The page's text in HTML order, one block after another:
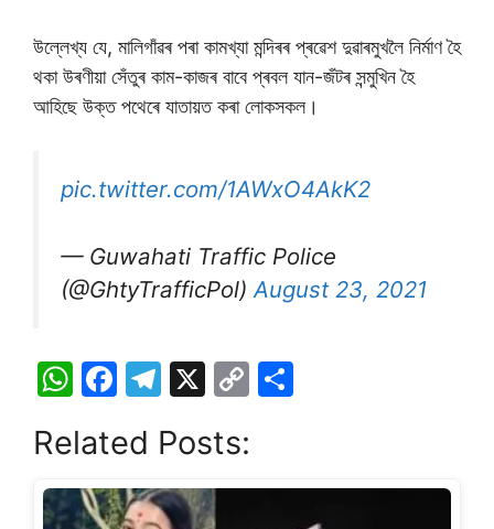
উল্লেখ্য যে, মালিগাঁৱৰ পৰা কামখ্যা মন্দিৰৰ প্ৰৱেশ দুৱাৰমুখলৈ নিৰ্মাণ হৈ
থকা উৰণীয়া সেঁতুৰ কাম-কাজৰ বাবে প্ৰবল যান-জঁটৰ সন্মুখিন হৈ
আহিছে উক্ত পথেৰে যাতায়ত কৰা লোকসকল।
pic.twitter.com/1AWxO4AkK2
— Guwahati Traffic Police
(@GhtyTrafficPol) August 23, 2021
W
at
s
A
F
c
e
b
T
e
gr
a
X
C
y e
Related Posts: